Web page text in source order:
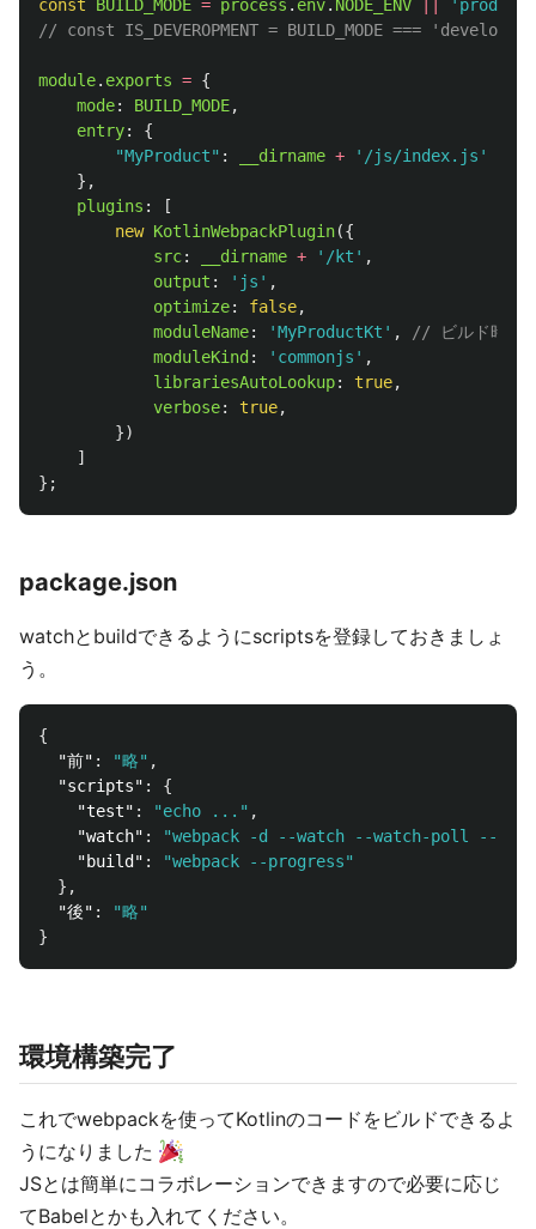
const BUILD_MODE = process . env. NODE_ENV '
// const IS_DEVEROPMENT = BUILD_MODE ===
module. exports = {
mode: BUILD_MODE,
entry:
{
"MyProduct" : __dirname + ' /js/index.js '
},
plugins :
[
new KotlinWebpackPlugin({
src: __dirname + ' /kt ' ,
output : ' js ' ,
optimize: false,
moduleName: 'MyProductKt ' ,
// ビルド時の
moduleKind : ' commonjs ' ,
librariesAutoLookup: true,
verbose: true,
})
]
};
package.json
watchとbuildできるようにscriptsを登録しておきましょ
う。
{
"前" : "略" ,
"scripts" :
{
"test" : "echo ..." ,
"watch" :
"webpack -d --watch --watch-poll --
"build" :
"webpack --progress"
},
"後" :
"略"
}
環境構築完了
これでwebpackを使ってKotlinのコードをビルドできるよ
うになりました
JSとは簡単にコラボレーションできますので必要に応じ
てBabelとかも入れてください。